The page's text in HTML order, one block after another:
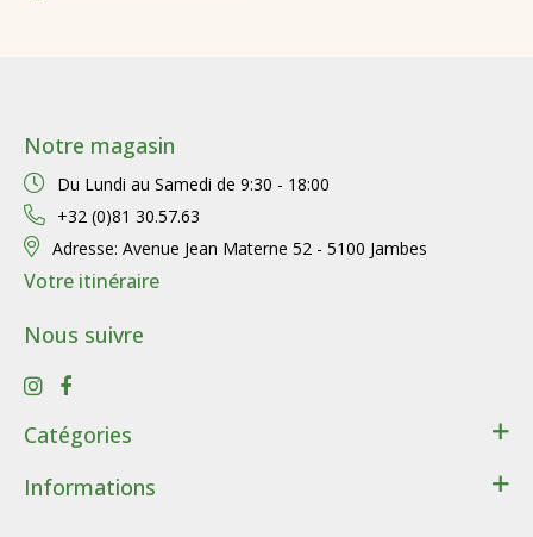
Catégories
Santé
Informations
Notre magasin
Du Lundi au Samedi de 9:30 - 18:00
+32 (0)81 30.57.63
Adresse: Avenue Jean Materne 52 - 5100 Jambes
Votre itinéraire
Nous suivre